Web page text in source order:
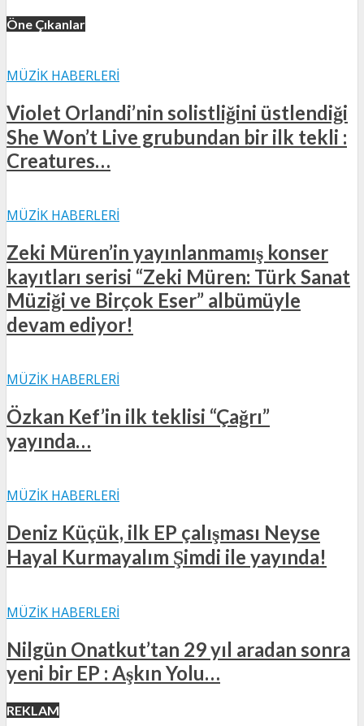
Öne Çıkanlar
MÜZIK HABERLERI
Violet Orlandi’nin solistliğini üstlendiği
She Won’t Live grubundan bir ilk tekli :
Creatures…
MÜZIK HABERLERI
Zeki Müren’in yayınlanmamış konser
kayıtları serisi “Zeki Müren: Türk Sanat
Müziği ve Birçok Eser” albümüyle
devam ediyor!
MÜZIK HABERLERI
Özkan Kef’in ilk teklisi “Çağrı”
yayında…
MÜZIK HABERLERI
Deniz Küçük, ilk EP çalışması Neyse
Hayal Kurmayalım Şimdi ile yayında!
MÜZIK HABERLERI
Nilgün Onatkut’tan 29 yıl aradan sonra
yeni bir EP : Aşkın Yolu…
REKLAM